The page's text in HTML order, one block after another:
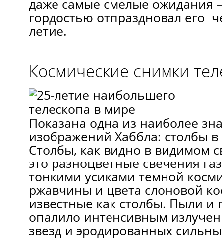
даже самые смелые
гордостью отпраздновал его
летие.
Космические снимки
Показана одна из наиболее
изображений Хаббла: столбы
Столбы, как видно в видимом
это разноцветные свечения
тонкими усиками темной
ржавчины и цвета слоновой
известные как столбы. Пыли и
опалило интенсивным
звезд и эродированных